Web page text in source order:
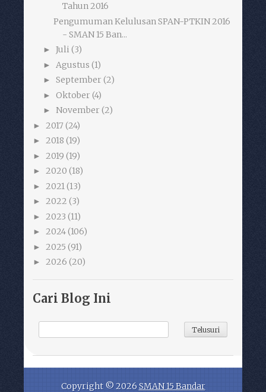
Tahun 2016
Pengumuman Kelulusan SPAN-PTKIN 2016
- SMAN 15 Ban...
► Juli (3)
► Agustus (1)
► September (2)
► Oktober (4)
► November (2)
► 2017 (24)
► 2018 (19)
► 2019 (19)
► 2020 (18)
► 2021(13)
► 2022 (3)
► 2023 (11)
► 2024(106)
► 2025 (91)
► 2026 (20)
Cari Blog Ini
Copyright ©2026SMAN 15 Bandar